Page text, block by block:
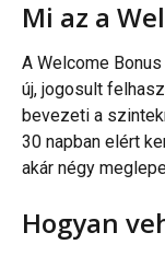
Mi az a
A Welcome
új, jogosult
bevezeti a
30 napban elért
akár négy
Hogyan